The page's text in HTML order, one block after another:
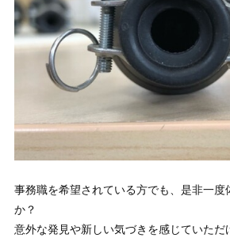
事務職を希望されている方でも、是非一度
か？
意外な発見や新しい気づきを感じていただ